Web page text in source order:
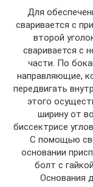
Для
сваривается с
второй
сваривается с
части. По
направляющие,
передвигать
этого
ширину от
биссектрисе
С помощью
основании
болт с
Основания